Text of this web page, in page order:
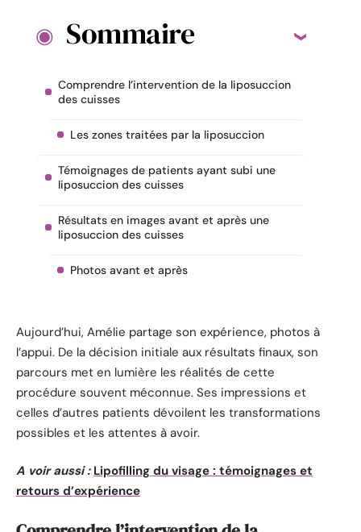
Sommaire
Comprendre l’intervention de la liposuccion
des cuisses
Les zones traitées par la liposuccion
Témoignages de patients ayant subi une
liposuccion des cuisses
Résultats en images avant et après une
liposuccion des cuisses
Photos avant et après
Aujourd’hui, Amélie partage son expérience, photos à
l’appui. De la décision initiale aux résultats finaux, son
parcours met en lumière les réalités de cette
procédure souvent méconnue. Ses impressions et
celles d’autres patients dévoilent les transformations
possibles et les attentes à avoir.
A voir aussi : Lipofilling du visage : témoignages et
retours d’expérience